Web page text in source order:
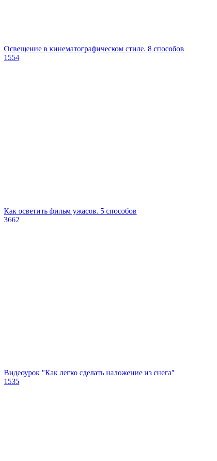
Освещение в кинематографическом стиле. 8 способов
1554
Как осветить фильм ужасов. 5 способов
3662
Видеоурок "Как легко сделать наложение из снега"
1535